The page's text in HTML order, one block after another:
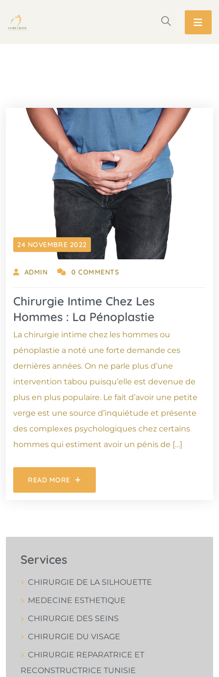
24 NOVEMBRE 2022
ADMIN 0 COMMENTS
Chirurgie Intime Chez Les
Hommes : La Pénoplastie
La chirurgie intime chez les hommes ou
pénoplastie a noté une forte demande ces
dernières années. On ne parle plus d’une
intervention tabou puisqu’elle est devenue de
plus en plus populaire. Le fait d’avoir une petite
verge est une source d’inquiétude et présente
des complexes psychologiques chez certains
hommes qui estiment avoir un pénis de […]
READ MORE
Services
CHIRURGIE DE LA SILHOUETTE
MEDECINE ESTHETIQUE
CHIRURGIE DES SEINS
CHIRURGIE DU VISAGE
CHIRURGIE REPARATRICE ET
RECONSTRUCTRICE TUNISIE